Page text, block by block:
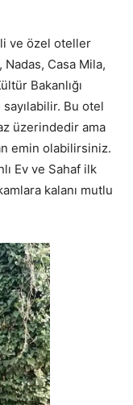
ve özel oteller
Nadas, Casa Mila,
Bakanlığı
Bu otel
üzerindedir ama
emin olabilirsiniz.
Ev ve Sahaf ilk
kalanı mutlu